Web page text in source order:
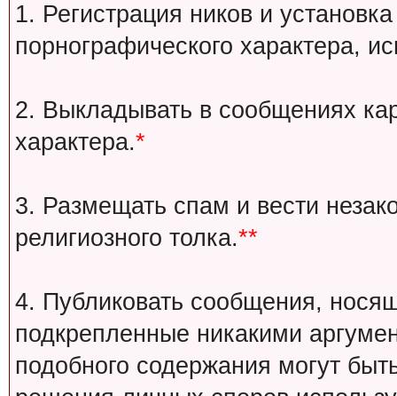
1. Регистрация ников и
порнографического характера,
2. Выкладывать в сообщениях
характера.*
3. Размещать спам и вести
религиозного толка.**
4. Публиковать сообщения,
подкрепленные никакими
подобного содержания могут